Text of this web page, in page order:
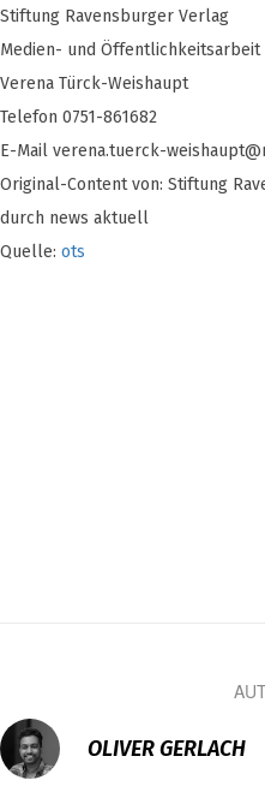
Stiftung Ravensburger Verlag
Medien- und Öffentlichkeitsarbeit
Verena Türck-Weishaupt
Telefon 0751-861682
E-Mail verena.tuerck-
Original-Content von: Stiftung
durch news aktuell
Quelle: ots
OLIVER GERLACH